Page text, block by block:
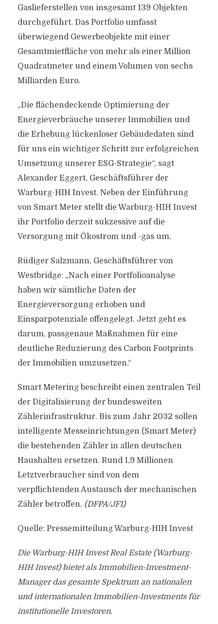
Gaslieferstellen von insgesamt 139 Objekten
durchgeführt. Das Portfolio umfasst
überwiegend Gewerbeobjekte mit einer
Gesamtmietfläche von mehr als einer Million
Quadratmeter und einem Volumen von sechs
Milliarden Euro.
„Die flächendeckende Optimierung der
Energieverbräuche unserer Immobilien und
die Erhebung lückenloser Gebäudedaten sind
für uns ein wichtiger Schritt zur erfolgreichen
Umsetzung unserer ESG-Strategie“, sagt
Alexander Eggert, Geschäftsführer der
Warburg-HIH Invest. Neben der Einführung
von Smart Meter stellt die Warburg-HIH Invest
ihr Portfolio derzeit sukzessive auf die
Versorgung mit Ökostrom und -gas um.
Rüdiger Salzmann, Geschäftsführer von
Westbridge: „Nach einer Portfolioanalyse
haben wir sämtliche Daten der
Energieversorgung erhoben und
Einsparpotenziale offengelegt. Jetzt geht es
darum, passgenaue Maßnahmen für eine
deutliche Reduzierung des Carbon Footprints
der Immobilien umzusetzen.“
Smart Metering beschreibt einen zentralen Teil
der Digitalisierung der bundesweiten
Zählerinfrastruktur. Bis zum Jahr 2032 sollen
intelligente Messeinrichtungen (Smart Meter)
die bestehenden Zähler in allen deutschen
Haushalten ersetzen. Rund 1,9 Millionen
Letztverbraucher sind von dem
verpflichtenden Austausch der mechanischen
Zähler betroffen. (DFPA/JF1)
Quelle: Pressemitteilung Warburg-HIH Invest
Die Warburg-HIH Invest Real Estate (Warburg-
HIH Invest) bietet als Immobilien-Investment-
Manager das gesamte Spektrum an nationalen
und internationalen Immobilien-Investments für
institutionelle Investoren.